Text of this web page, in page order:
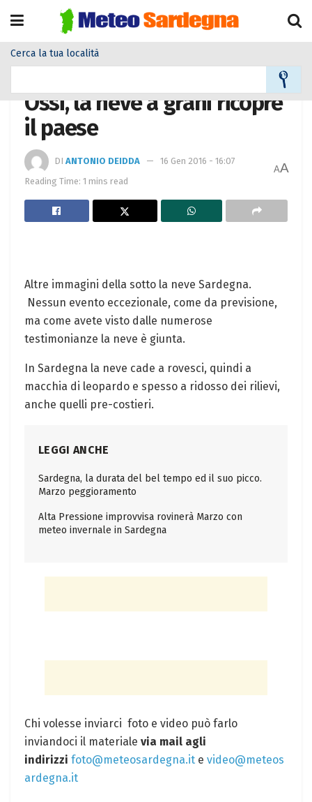
Cerca la tua località
Ossi, la neve a grani ricopre
il paese
DI ANTONIO DEIDDA
16 Gen 2016 - 16:07
Reading Time: 1 mins read
AA
Altre immagini della sotto la neve Sardegna.
Nessun evento eccezionale, come da previsione,
ma come avete visto dalle numerose
testimonianze la neve è giunta.
In Sardegna la neve cade a rovesci, quindi a
macchia di leopardo e spesso a ridosso dei rilievi,
anche quelli pre-costieri.
LEGGI ANCHE
Sardegna, la durata del bel tempo ed il suo picco.
Marzo peggioramento
Alta Pressione improvvisa rovinerà Marzo con
meteo invernale in Sardegna
Chi volesse inviarci foto e video può farlo
inviandoci il materiale via mail agli
indirizzi foto@meteosardegna.it e video@meteos
ardegna.it